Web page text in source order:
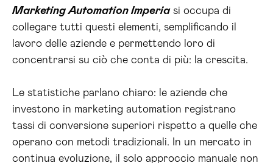
Marketing Automation Imperiasi occupa di
collegare tutti questi elementi, semplificando il
lavoro delle aziende e permettendo loro di
concentrarsi su ciò che conta di più: la crescita.
Le statistiche parlano chiaro: le aziende che
investono in marketing automation registrano
tassi di conversione superiori rispetto a quelle che
operano con metodi tradizionali. In un mercato in
continua evoluzione, il solo approccio manuale non